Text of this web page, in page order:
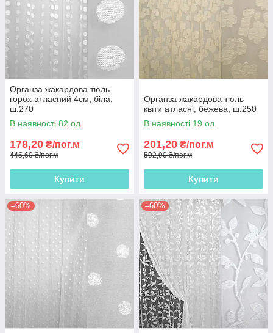
Органза жакардова тюль
горох атласний 4см, біла,
ш.270
В наявності 82 од.
178,20 ₴/пог.м
445,60 ₴/пог.м
Купити
Органза жакардова тюль
квіти атласні, бежева, ш.250
В наявності 19 од.
201,20 ₴/пог.м
502,90 ₴/пог.м
Купити
–60% –60%